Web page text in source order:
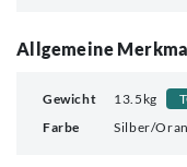
Allgemeine
Gewicht 13.5kg
Farbe
Silber/